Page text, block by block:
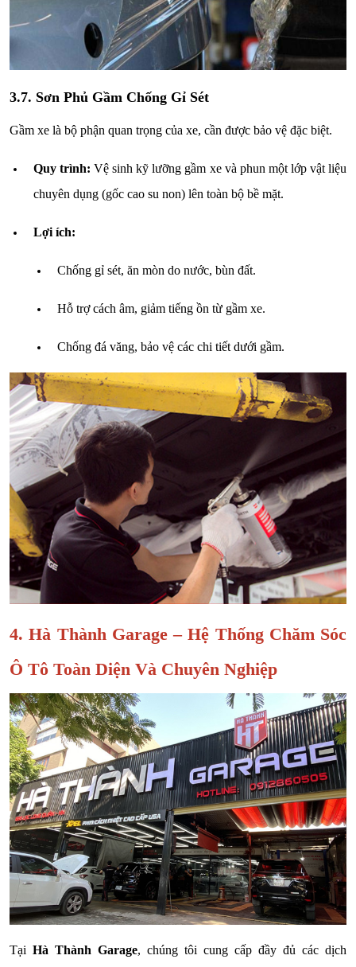
3.7. Sơn Phủ Gầm Chống Gỉ Sét
Gầm xe là bộ phận quan trọng của xe, cần được bảo vệ đặc biệt.
Quy trình: Vệ sinh kỹ lưỡng gầm xe và phun một lớp vật liệu
chuyên dụng (gốc cao su non) lên toàn bộ bề mặt.
Lợi ích:
Chống gỉ sét, ăn mòn do nước, bùn đất.
Hỗ trợ cách âm, giảm tiếng ồn từ gầm xe.
Chống đá văng, bảo vệ các chi tiết dưới gầm.
4. Hà Thành Garage – Hệ Thống Chăm Sóc
Ô Tô Toàn Diện Và Chuyên Nghiệp
Tại Hà Thành Garage, chúng tôi cung cấp đầy đủ các dịch